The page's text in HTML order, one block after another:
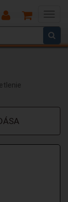
Main
Menu